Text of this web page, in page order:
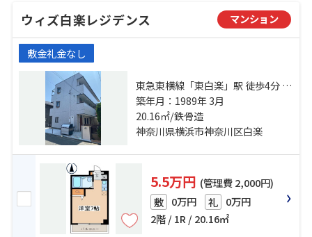
ウィズ白楽レジデンス マンション
敷金礼金なし
東急東横線「東白楽」駅 徒歩4分 東
急東横線「白楽」駅 徒歩5分 横浜線
「東神奈川」駅 徒歩14分
築年月：1989年 3月
20.16㎡/鉄骨造
神奈川県横浜市神奈川区白楽
5.5万円 (管理費 2,000円)
敷 0万円 礼 0万円
2階 / 1R / 20.16㎡